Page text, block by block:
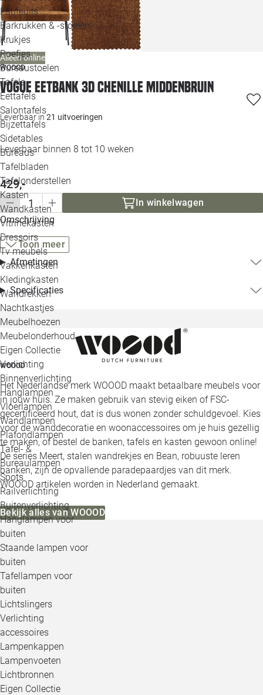
Fauteuils
Barkrukken & -stoelen
Krukjes
Poefjes
Bureaustoelen
Tafels
Eettafels
Salontafels
Bijzettafels
Sidetables
Bureaus
Tafelbladen
Tafelonderstellen
Kasten
Wandkasten
Vitrinekasten
Dressoirs
Tv meubels
Vakkenkasten
Kledingkasten
Wandrekken
Nachtkastjes
Meubelhoezen
Meubelonderhoud
Eigen Collectie
Verlichting
Binnenverlichting
Hanglampen
Vloerlampen
Wandlampen
Plafondlampen
Tafel- &
Bureaulampen
Spots
Railverlichting
Buitenverlichting
Hanglampen voor
buiten
Staande lampen voor
buiten
Tafellampen voor
buiten
Lichtslingers
Verlichting
accessoires
Lampenkappen
Lampenvoeten
Lichtbronnen
Eigen Collectie
Alleen online
WOOOD
Vogue eetbank 3d chenille middenbruin
Leverbaar in 21 uitvoeringen
Leverbaar binnen 8 tot 10 weken
429,-
In winkelwagen
Omschrijving
Toon meer
Afmetingen
Specificaties
WOOOD
Het Nederlandse merk WOOOD maakt betaalbare meubels voor
in jouw huis. Ze maken gebruik van stevig eiken of FSC-
gecertificeerd hout, dat is dus wonen zonder schuldgevoel. Kies
voor de wanddecoratie en woonaccessoires om je huis gezellig
te maken, of bestel de banken, tafels en kasten gewoon online!
De series Meert, stalen wandrekjes en Bean, robuuste leren
banken, zijn de opvallende paradepaardjes van dit merk.
WOOOD artikelen worden in Nederland gemaakt.
Bekijk alles van WOOOD